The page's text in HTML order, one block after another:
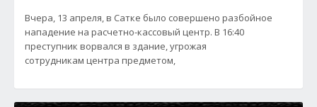
Вчера, 13 апреля, в Сатке было совершено разбойное
нападение на расчетно-кассовый центр. В 16:40
преступник ворвался в здание, угрожая
сотрудникам центра предметом,